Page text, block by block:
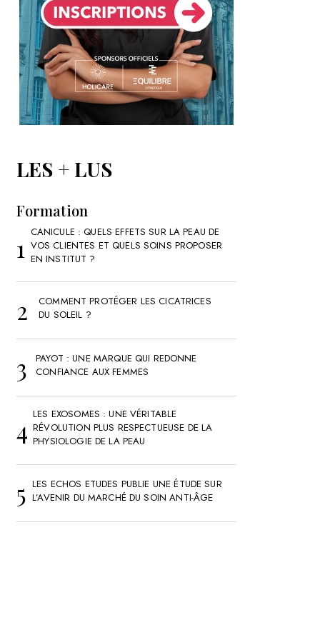
LES + LUS
Formation
CANICULE : QUELS EFFETS SUR LA PEAU DE
VOS CLIENTES ET QUELS SOINS PROPOSER
EN INSTITUT ?
COMMENT PROTÉGER LES CICATRICES
DU SOLEIL ?
PAYOT : UNE MARQUE QUI REDONNE
CONFIANCE AUX FEMMES
LES EXOSOMES : UNE VÉRITABLE
RÉVOLUTION PLUS RESPECTUEUSE DE LA
PHYSIOLOGIE DE LA PEAU
LES ECHOS ETUDES PUBLIE UNE ÉTUDE SUR
L’AVENIR DU MARCHÉ DU SOIN ANTI-ÂGE